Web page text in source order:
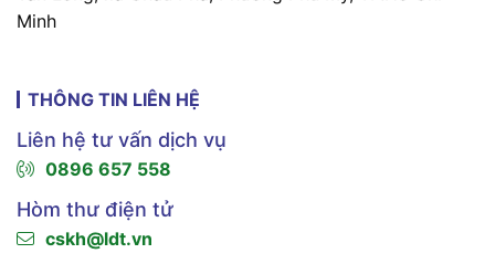
Minh
THÔNG TIN LIÊN HỆ
Liên hệ tư vấn dịch vụ
0896 657 558
Hòm thư điện tử
cskh@ldt.vn